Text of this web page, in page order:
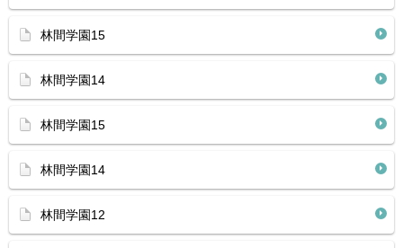
林間学園15
林間学園14
林間学園15
林間学園14
林間学園12